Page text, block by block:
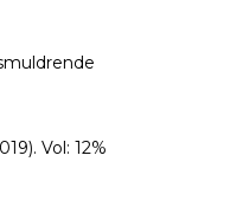
Vol: 12%